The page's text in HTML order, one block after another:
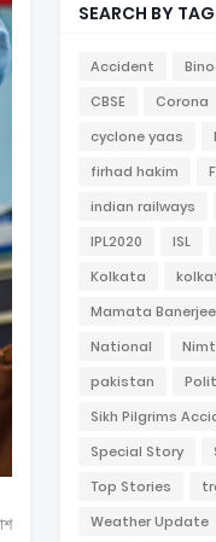
SEARCH BY
Accident
CBSE
Corona
cyclone yaas
firhad hakim
indian railways
IPL2020
ISL
Kolkata
Mamata Banerjee
National
pakistan
Sikh Pilgrims
Special Story
Top Stories
Weather Update